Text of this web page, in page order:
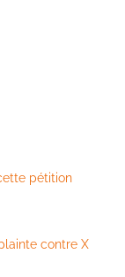
pétition​
contre X